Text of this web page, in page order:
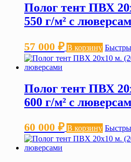
Полог тент ПВХ
550 г/м² с
57 000 ₽ В корзину
Полог тент ПВХ
600 г/м² с
60 000 ₽ В корзину